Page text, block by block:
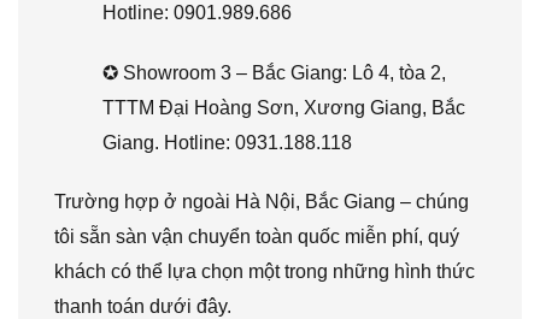
Hotline: 0901.989.686
✪ Showroom 3 – Bắc Giang: Lô 4, tòa 2,
TTTM Đại Hoàng Sơn, Xương Giang, Bắc
Giang. Hotline: 0931.188.118
Trường hợp ở ngoài Hà Nội, Bắc Giang – chúng
tôi sẵn sàn vận chuyển toàn quốc miễn phí, quý
khách có thể lựa chọn một trong những hình thức
thanh toán dưới đây.